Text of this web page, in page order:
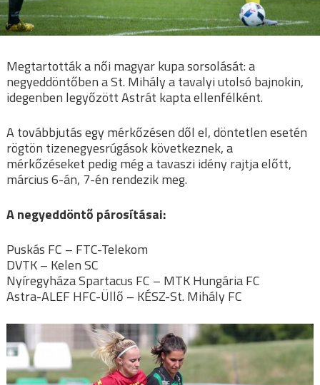
Megtartották a női magyar kupa sorsolását: a
negyeddöntőben a St. Mihály a tavalyi utolsó bajnokin,
idegenben legyőzött Astrát kapta ellenfélként.
A továbbjutás egy mérkőzésen dől el, döntetlen esetén
rögtön tizenegyesrúgások következnek, a
mérkőzéseket pedig még a tavaszi idény rajtja előtt,
március 6-án, 7-én rendezik meg.
A negyeddöntő párosításai:
Puskás FC – FTC-Telekom
DVTK – Kelen SC
Nyíregyháza Spartacus FC – MTK Hungária FC
Astra-ALEF HFC-Üllő – KÉSZ-St. Mihály FC